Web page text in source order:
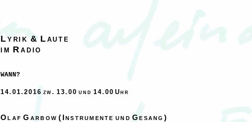
Lyrik & Laute
im Radio
WANN?
14.01.2016 zw. 13.00 und 14.00 Uhr
Olaf Garbow (Instrumente und Gesang)